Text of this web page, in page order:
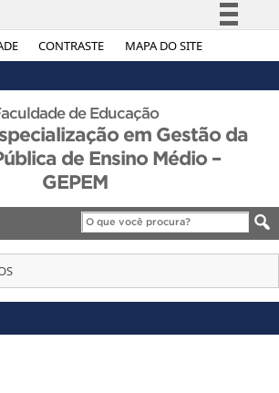
CONTRASTE MAPA DO SITE
Simplifique!
Acesso à informação
Legislação
de Educação
em Gestão da
de Ensino Médio –
GEPEM